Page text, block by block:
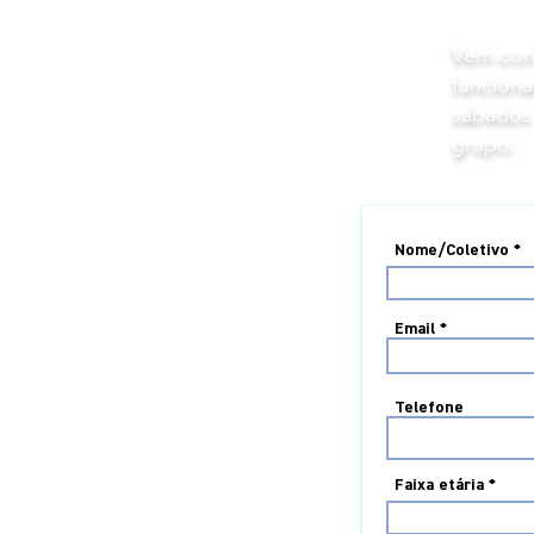
Vem
grupo:
Nome/Coletivo
Email
Telefone
Faixa etária